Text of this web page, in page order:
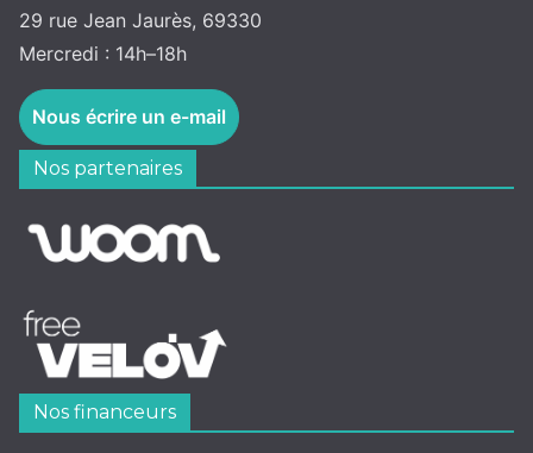
29 rue Jean Jaurès, 69330
Mercredi : 14h–18h
Nous écrire un e-mail
Nos partenaires
Nos financeurs